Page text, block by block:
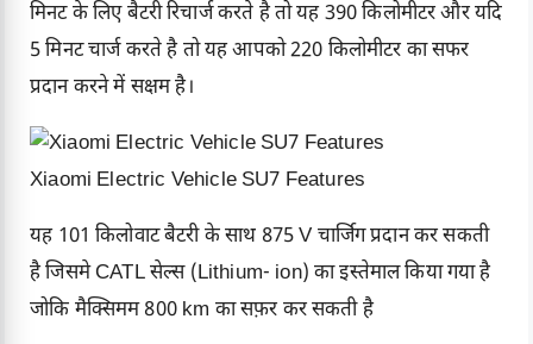
मिनट के लिए बैटरी रिचार्ज करते है तो यह 390 किलोमीटर और यदि
5 मिनट चार्ज करते है तो यह आपको 220 किलोमीटर का सफर
प्रदान करने में सक्षम है।
Xiaomi Electric Vehicle SU7 Features
यह 101 किलोवाट बैटरी के साथ 875 V चार्जिग प्रदान कर सकती
है जिसमे CATL सेल्स (Lithium- ion) का इस्तेमाल किया गया है
जोकि मैक्सिमम 800 km का सफ़र कर सकती है